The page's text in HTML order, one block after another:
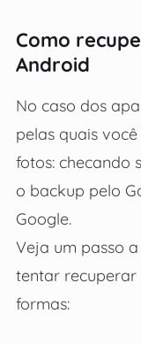
Como
Android
No caso dos
pelas quais
fotos: checando
o backup pelo
Google.
Veja um passo
tentar recuperar
formas: